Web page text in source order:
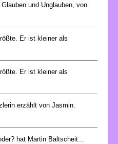
und Unglauben, von
Er ist kleiner als
Er ist kleiner als
erzählt von Jasmin.
hat Martin Baltscheit...